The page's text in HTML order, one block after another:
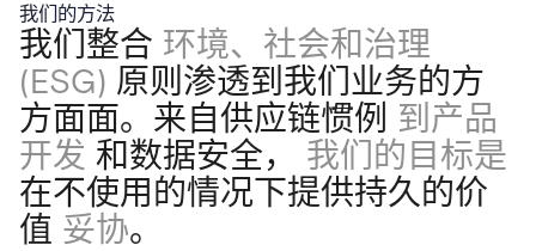
我们的方法
我们整合 环境、社会和治理
(ESG) 原则渗透到我们业务的方
方面面。来自供应链惯例 到产品
开发 和数据安全， 我们的目标是
在不使用的情况下提供持久的价
值 妥协。